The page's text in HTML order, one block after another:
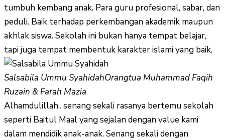
tumbuh kembang anak. Para guru profesional, sabar, dan
peduli. Baik terhadap perkembangan akademik maupun
akhlak siswa. Sekolah ini bukan hanya tempat belajar,
tapi juga tempat membentuk karakter islami yang baik.
Salsabila Ummu SyahidahOrangtua Muhammad Faqih
Ruzain & Farah Mazia
Alhamdulillah.. senang sekali rasanya bertemu sekolah
seperti Baitul Maal yang sejalan dengan value kami
dalam mendidik anak-anak. Senang sekali dengan